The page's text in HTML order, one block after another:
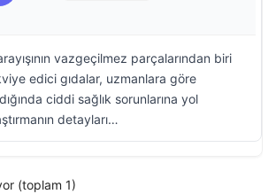
vazgeçilmez parçalarından biri
edici gıdalar, uzmanlara göre
ciddi sağlık sorunlarına yol
detayları…
(toplam 1)